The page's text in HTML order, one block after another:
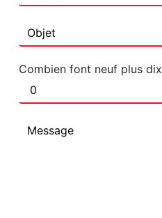
Combien font neuf plus dix